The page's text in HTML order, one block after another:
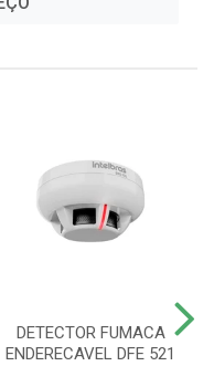
DETECTOR FUMACA
ENDERECAVEL DFE 521